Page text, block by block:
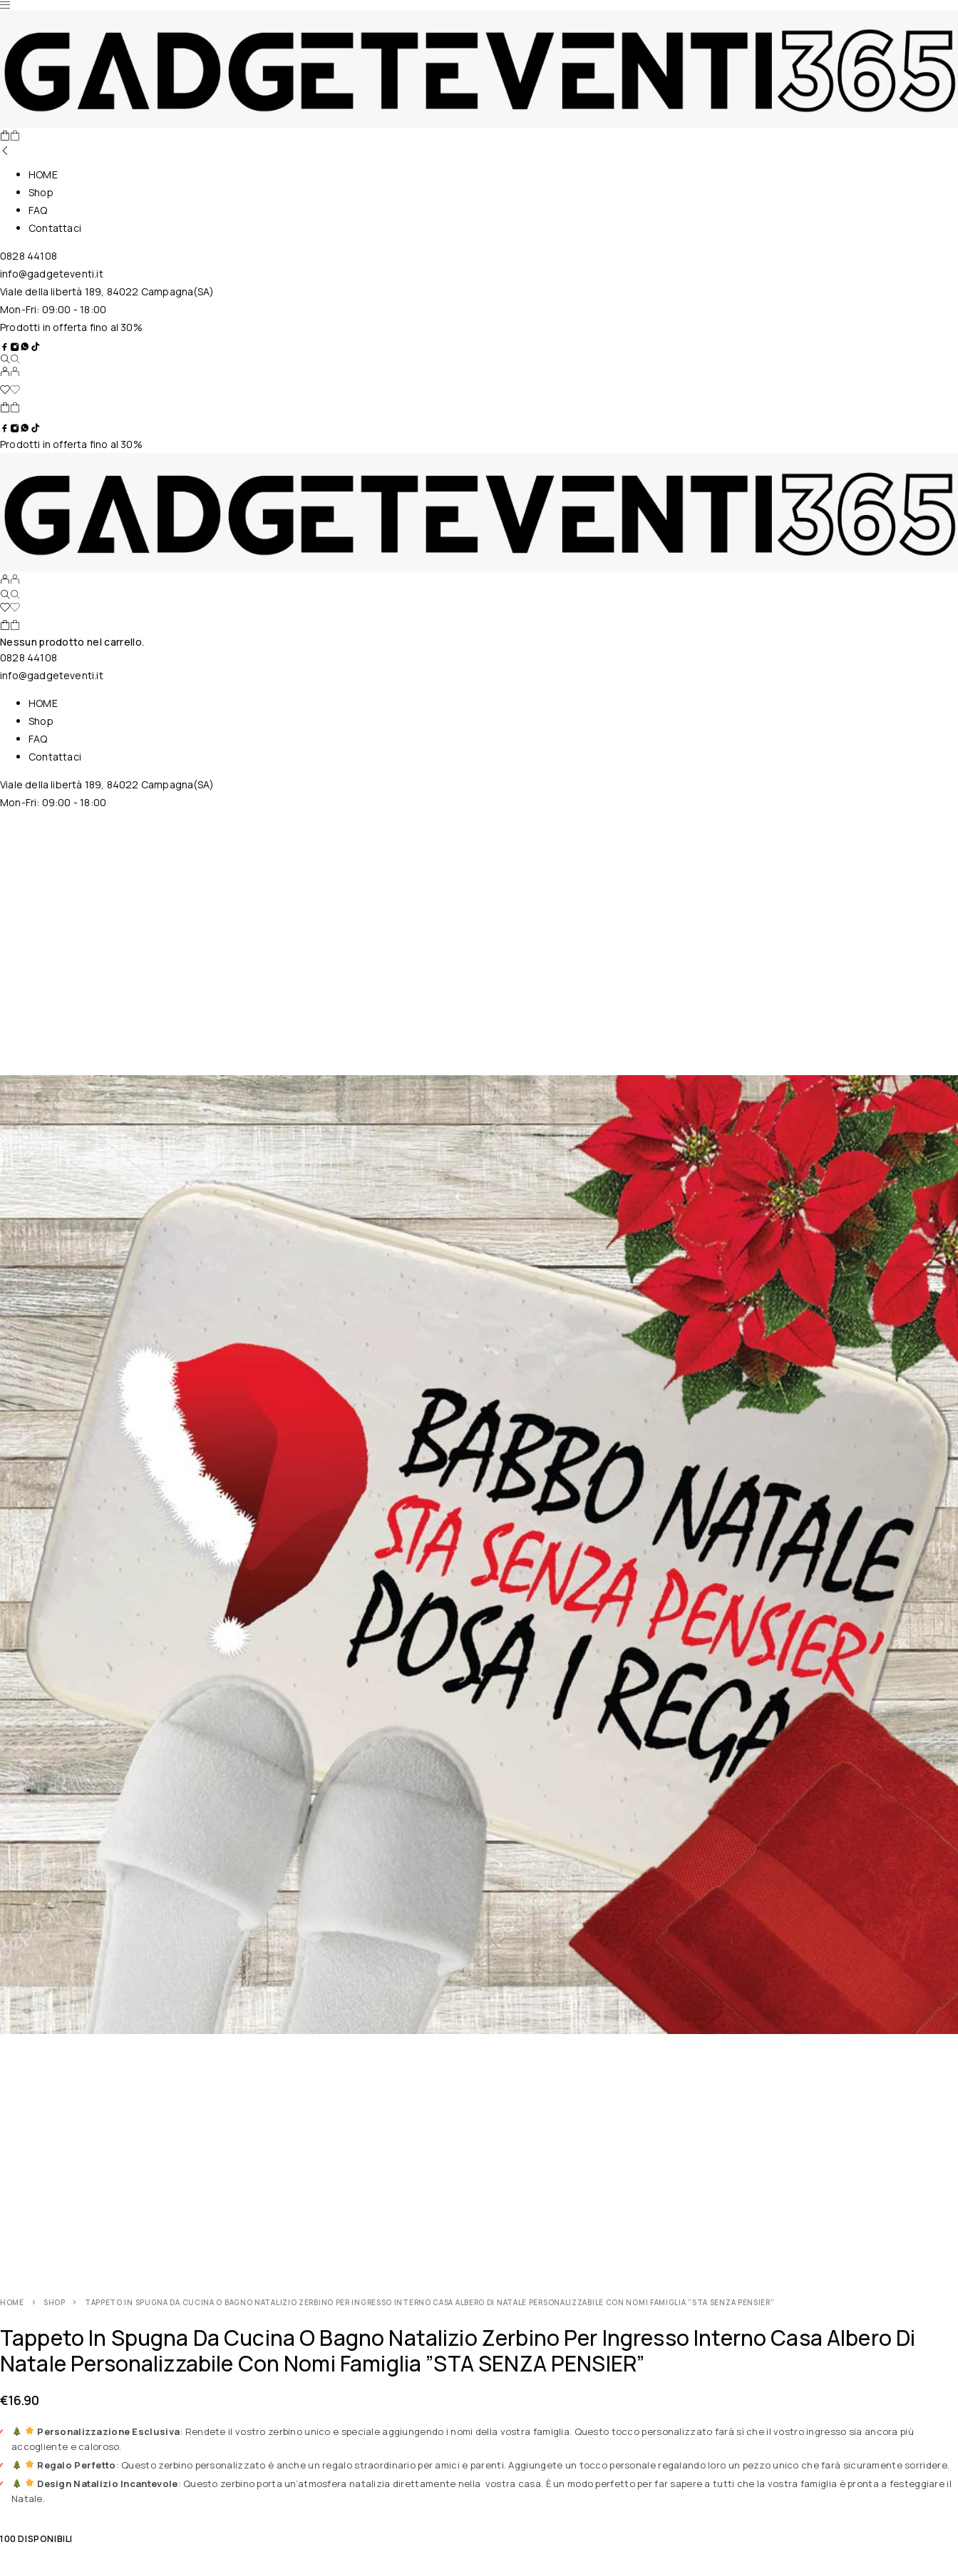
Nessun prodotto nel carrello.
HOME
Shop
FAQ
Contattaci
0828 44108
info@gadgeteventi.it
Viale della libertà 189, 84022 Campagna(SA)
Mon-Fri: 09:00 - 18:00
Prodotti in offerta fino al 30%
Prodotti in offerta fino al 30%
Nessun prodotto nel carrello.
0828 44108
info@gadgeteventi.it
HOME
Shop
FAQ
Contattaci
Viale della libertà 189, 84022 Campagna(SA)
Mon-Fri: 09:00 - 18:00
HOME SHOP TAPPETO IN SPUGNA DA CUCINA O BAGNO NATALIZIO ZERBINO PER INGRESSO INTERNO CASA ALBERO DI NATALE PERSONALIZZABILE CON NOMI FAMIGLIA ”STA SENZA PENSIER”
Tappeto In Spugna Da Cucina O Bagno Natalizio Zerbino Per Ingresso Interno Casa Albero Di
Natale Personalizzabile Con Nomi Famiglia ”STA SENZA PENSIER”
€16.90
Personalizzazione Esclusiva: Rendete il vostro zerbino unico e speciale aggiungendo i nomi della vostra famiglia. Questo tocco personalizzato farà sì che il vostro ingresso sia ancora più
accogliente e caloroso.
Regalo Perfetto : Questo zerbino personalizzato è anche un regalo straordinario per amici e parenti. Aggiungete un tocco personale regalando loro un pezzo unico che farà sicuramente sorridere.
Design Natalizio Incantevole: Questo zerbino porta un’atmosfera natalizia direttamente nella vostra casa. È un modo perfetto per far sapere a tutti che la vostra famiglia è pronta a festeggiare il
Natale.
100 DISPONIBILI